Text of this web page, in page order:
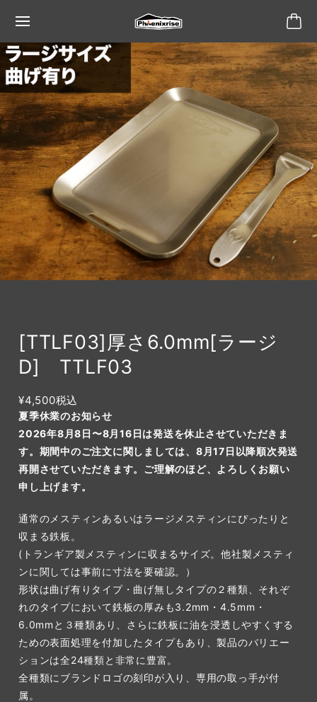
[TTLF03]厚さ6.0mm[ラージ
D] TTLF03
¥4,500税込
夏季休業のお知らせ
2026年8月8日〜8月16日は発送を休止させていただきま
す。期間中のご注文に関しましては、8月17日以降順次発送
再開させていただきます。ご理解のほど、よろしくお願い
申し上げます。
通常のメスティンあるいはラージメスティンにぴったりと
収まる鉄板。
(トランギア製メスティンに収まるサイズ。他社製メスティ
ンに関しては事前に寸法を要確認。）
形状は曲げ有りタイプ・曲げ無しタイプの２種類、それぞ
れのタイプにおいて鉄板の厚みも3.2mm・4.5mm・
6.0mmと３種類あり、さらに鉄板に油を浸透しやすくする
ための表面処理を付加したタイプもあり、製品のバリエー
ションは全24種類と非常に豊富。
全種類にブランドロゴの刻印が入り、専用の取っ手が付
属。